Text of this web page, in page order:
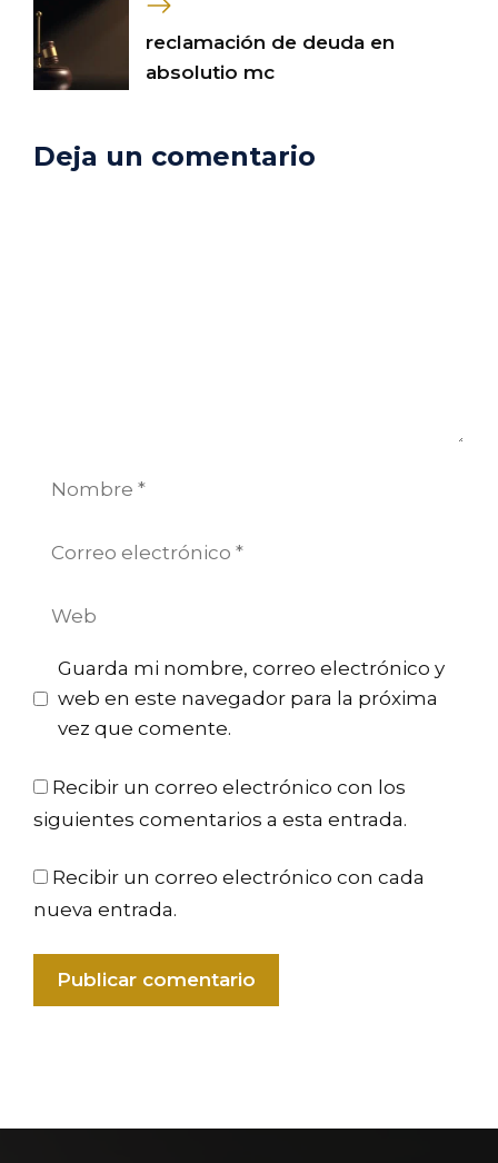
reclamación de deuda en
absolutio mc
Deja un comentario
Nombre
Correo
Web
Guarda mi nombre, correo electrónico y
web en este navegador para la próxima
vez que comente.
Recibir un correo electrónico con los
siguientes comentarios a esta entrada.
Recibir un correo electrónico con cada
nueva entrada.